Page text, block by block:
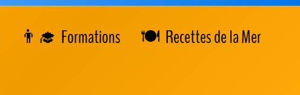
Formations
Recettes de la Mer